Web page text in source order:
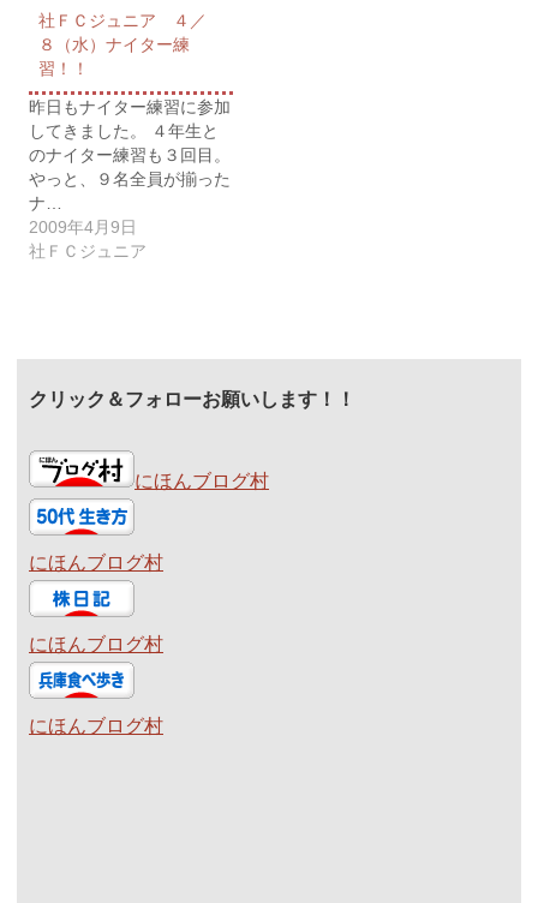
社ＦＣジュニア ４／
８（水）ナイター練
習！！
昨日もナイター練習に参加
してきました。 ４年生と
のナイター練習も３回目。
やっと、９名全員が揃った
ナ…
2009年4月9日
社ＦＣジュニア
クリック＆フォローお願いします！！
にほんブログ村
にほんブログ村
にほんブログ村
にほんブログ村